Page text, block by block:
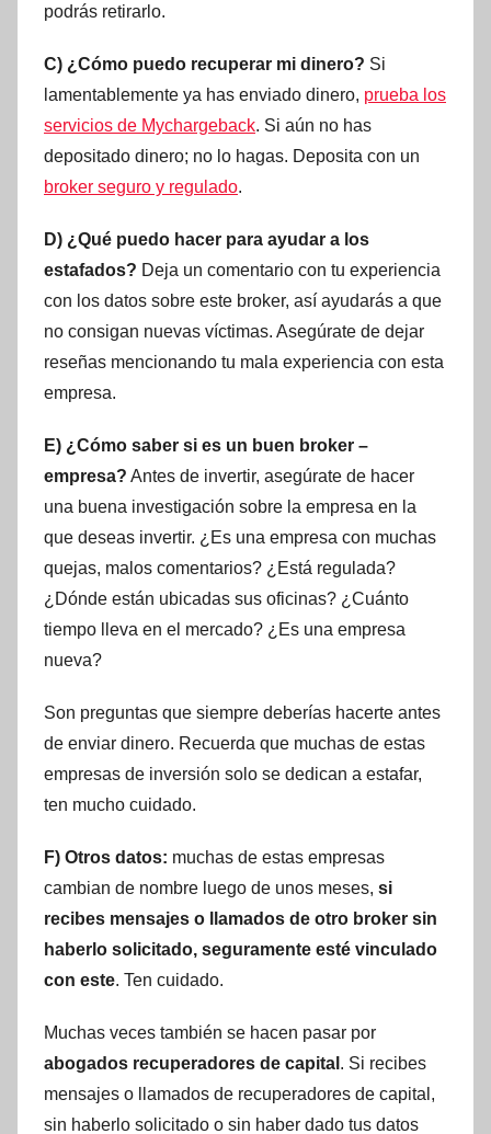
podrás retirarlo.
C) ¿Cómo puedo recuperar mi dinero? Si
lamentablemente ya has enviado dinero, prueba los
servicios de Mychargeback. Si aún no has
depositado dinero; no lo hagas. Deposita con un
broker seguro y regulado.
D) ¿Qué puedo hacer para ayudar a los
estafados? Deja un comentario con tu experiencia
con los datos sobre este broker, así ayudarás a que
no consigan nuevas víctimas. Asegúrate de dejar
reseñas mencionando tu mala experiencia con esta
empresa.
E) ¿Cómo saber si es un buen broker –
empresa? Antes de invertir, asegúrate de hacer
una buena investigación sobre la empresa en la
que deseas invertir. ¿Es una empresa con muchas
quejas, malos comentarios? ¿Está regulada?
¿Dónde están ubicadas sus oficinas? ¿Cuánto
tiempo lleva en el mercado? ¿Es una empresa
nueva?
Son preguntas que siempre deberías hacerte antes
de enviar dinero. Recuerda que muchas de estas
empresas de inversión solo se dedican a estafar,
ten mucho cuidado.
F) Otros datos: muchas de estas empresas
cambian de nombre luego de unos meses, si
recibes mensajes o llamados de otro broker sin
haberlo solicitado, seguramente esté vinculado
con este. Ten cuidado.
Muchas veces también se hacen pasar por
abogados recuperadores de capital . Si recibes
mensajes o llamados de recuperadores de capital,
sin haberlo solicitado o sin haber dado tus datos